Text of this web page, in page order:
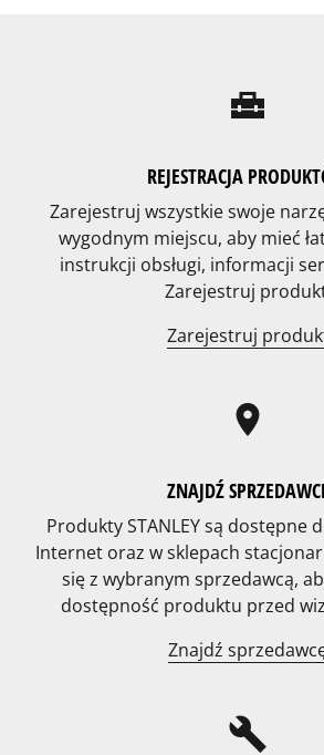
home_repair_service
REJESTRACJA
Zarejestruj wszystkie swoje
wygodnym miejscu, aby mieć
instrukcji obsługi, informacji
Zarejestruj
Zarejestruj
location_on
ZNAJDŹ
Produkty STANLEY są dostępne
Internet oraz w sklepach
się z wybranym sprzedawcą,
dostępność produktu przed
Znajdź
build